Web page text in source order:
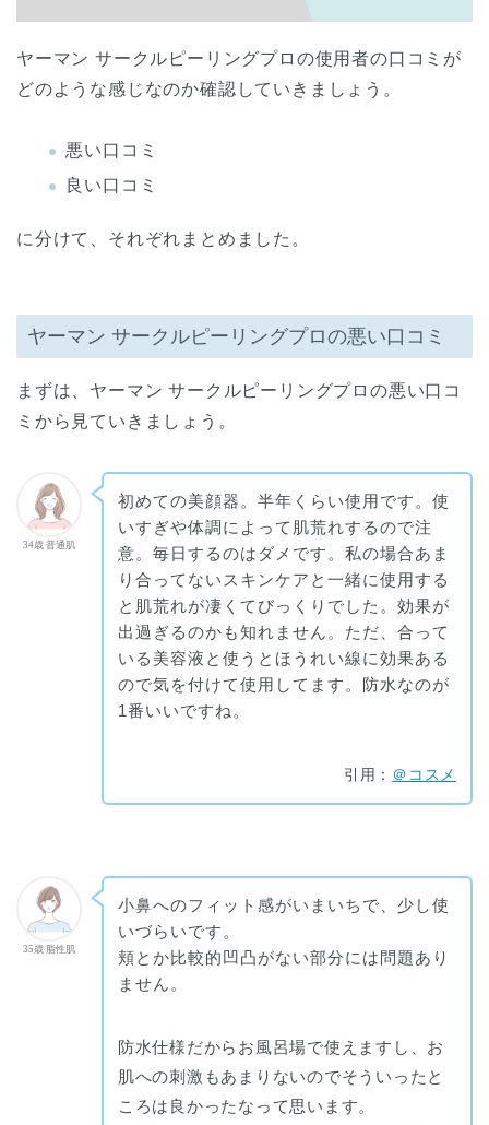
ヤーマン サークルピーリングプロの使用者の口コミが
どのような感じなのか確認していきましょう。
悪い口コミ
良い口コミ
に分けて、それぞれまとめました。
ヤーマン サークルピーリングプロの悪い口コミ
まずは、ヤーマン サークルピーリングプロの悪い口コ
ミから見ていきましょう。
34歳 普通肌
初めての美顔器。半年くらい使用です。使
いすぎや体調によって肌荒れするので注
意。毎日するのはダメです。私の場合あま
り合ってないスキンケアと一緒に使用する
と肌荒れが凄くてびっくりでした。効果が
出過ぎるのかも知れません。ただ、合って
いる美容液と使うとほうれい線に効果ある
ので気を付けて使用してます。防水なのが
1番いいですね。
引用： ＠コスメ
35歳 脂性肌
小鼻へのフィット感がいまいちで、少し使
いづらいです。
頬とか比較的凹凸がない部分には問題あり
ません。
防水仕様だからお風呂場で使えますし、お
肌への刺激もあまりないのでそういったと
ころは良かったなって思います。